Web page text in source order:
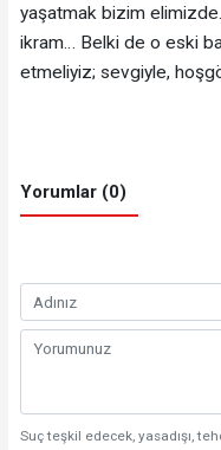
yaşatmak bizim
ikram… Belki de o eski
etmeliyiz; sevgiyle,
Yorumlar (0)
Suç teşkil edecek, yasadışı,